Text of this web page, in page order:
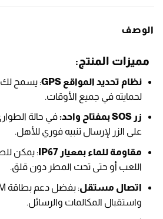
الوصف
مميزات المنتج:
نظام تحديد المواقع GPS
: يسمح لك
لحمايته في جميع الأوقات.
زر SOS بمفتاح واحد:
في حالة
على الزر لإرسال تنبيه فوري للأهل.
مقاومة للماء بمعيار IP67
: يمكن
اللعب أو حتى تحت المطر دون قلق.
اتصال مستقل
واستقبال المكالمات والرسائل.